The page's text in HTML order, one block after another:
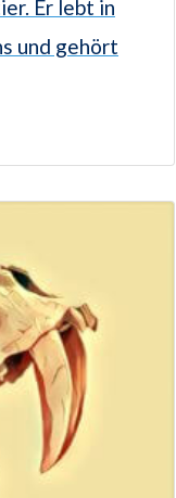
Er lebt in
und gehört